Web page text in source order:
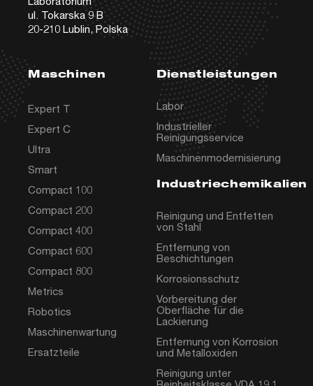
ul. Tokarska 9 B
20-210 Lublin, Polska
Maschinen
Expert T
Expert C
Ultra
Smart
Compact 100
Compact 200
Compact 400
Compact 600
Compact 800
Metrics
Robotics
Maschinenwartung
Ersatzteile
Dienstleistungen
Labor
Industrieller
Reinigungsservice
Maschinenmodernisierung
Industriechemikalien
Reinigung und Entfetten
von Stahl
Entfernung von
Beschichtungen
Korrosionsschutz
Vorbereitung der
Oberfläche für die
Lackierung
Entfernung von Korrosion
und Metalloxiden
Reinigung unter